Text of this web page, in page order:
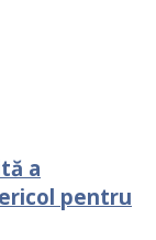
a
pentru